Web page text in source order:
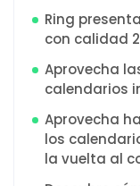
Ring
con calidad
Aprovecha
calendarios
Aprovecha
los
la vuelta al